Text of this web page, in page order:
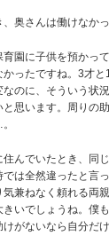
奥さんは働けなか
育園に子供を預かっ
ったですね。3才
のに、そういう状
思います。周りの
住んでいたとき、同
は全然違ったと言
兼ねなく頼れる両
いでしょうね。僕
がないなら自分だ